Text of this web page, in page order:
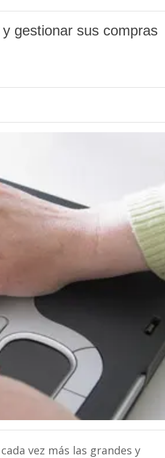
gestionar sus compras
vez más las grandes y
Comercio